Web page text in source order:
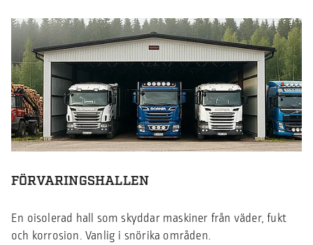
FÖRVARINGSHALLEN
En oisolerad hall som skyddar maskiner från väder, fukt
och korrosion. Vanlig i snörika områden.